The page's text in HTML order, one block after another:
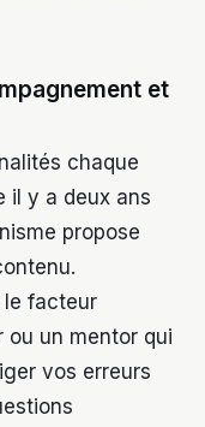
et
chaque
il y a deux ans
propose
le facteur
ou un mentor qui
vos erreurs